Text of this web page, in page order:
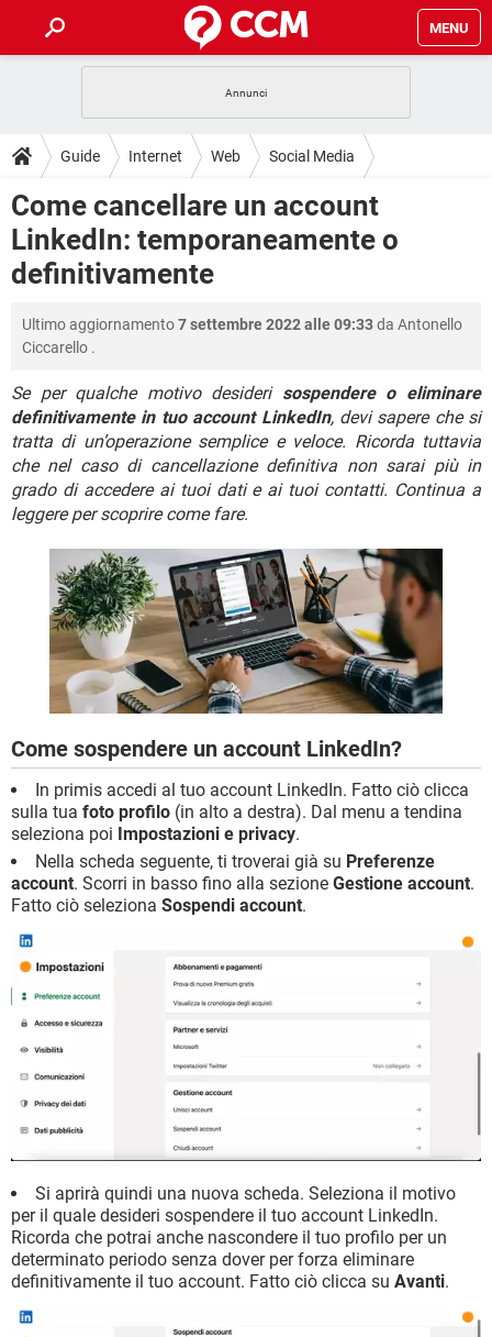
MENU
INTRATTENIMENTO ANDROID
iOS WINDOWS 10
INSTAGRAM WHATSAPP
TIKTOK
GUIDE
COVID-19
INTRATTENIMENTO ANDROID
TIKTOK FACEBOOK
DOWNLOAD
COVID-19 GAMING
INTRATTENIMENTO
INSTAGRAM
TIKTOK FACEBOOK
HARDWARE
FORUM
INTRATTENIMENTO ANDROID
INSTAGRAM WHATSAPP
TIKTOK FACEBOOK
HARDWARE
COVID-19
INTRATTENIMENTO ANDROID
iOS WINDOWS 10
INSTAGRAM WHATSAPP
TIKTOK FACEBOOK
Guide Internet Web Social Media
Come cancellare un account
LinkedIn: temporaneamente o
definitivamente
Ultimo aggiornamento7 settembre 2022 alle 09:33da Antonello
Ciccarello .
Se per qualche motivo desideri sospendere o eliminare
definitivamente in tuo account LinkedIn, devi sapere che si
tratta di un’operazione semplice e veloce. Ricorda tuttavia
che nel caso di cancellazione definitiva non sarai più in
grado di accedere ai tuoi dati e ai tuoi contatti. Continua a
leggere per scoprire come fare.
Come sospendere un account LinkedIn?
In primis accedi al tuo account LinkedIn. Fatto ciò clicca
sulla tua foto profilo (in alto a destra). Dal menu a tendina
seleziona poi Impostazioni e privacy.
Nella scheda seguente, ti troverai già su Preferenze
account. Scorri in basso fino alla sezione Gestione account.
Fatto ciò seleziona Sospendi account.
Si aprirà quindi una nuova scheda. Seleziona il motivo
per il quale desideri sospendere il tuo account LinkedIn.
Ricorda che potrai anche nascondere il tuo profilo per un
determinato periodo senza dover per forza eliminare
definitivamente il tuo account. Fatto ciò clicca su Avanti.